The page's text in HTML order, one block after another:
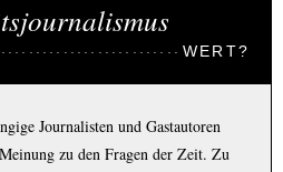
WERT?
Journalisten und Gastautoren
zu den Fragen der Zeit. Zu